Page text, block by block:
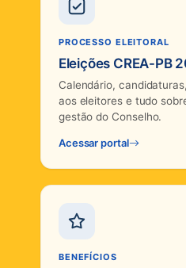
PROCESSO ELEITORAL
Eleições CREA-PB
Calendário,
aos eleitores e tudo
gestão do Conselho.
Acessar portal
BENEFÍCIOS